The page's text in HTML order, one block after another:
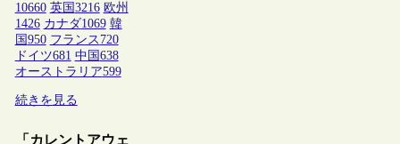
10660 英国 3216 欧州
1426 カナダ1069 韓
国 950 フランス 720
ドイツ681 中国 638
オーストラリア599
続きを見る
「カレントアウェ